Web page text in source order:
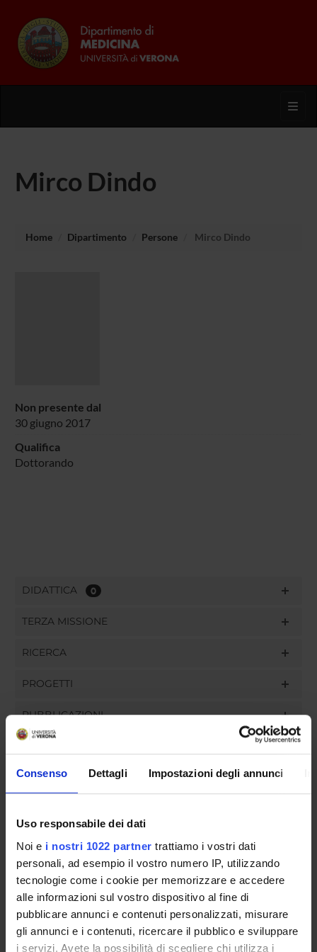
Consenso Dettagli Impostazioni degli annunci
Uso responsabile dei dati
Noi e i nostri 1022 partner trattiamo i vostri dati
personali, ad esempio il vostro numero IP, utilizzando
tecnologie come i cookie per memorizzare e accedere
alle informazioni sul vostro dispositivo al fine di
pubblicare annunci e contenuti personalizzati, misurare
gli annunci e i contenuti, ricercare il pubblico e sviluppare
i servizi. Avete la possibilità di scegliere chi utilizza i
Mirco Dindo
Home Dipartimento Persone Mirco Dindo
Non presente dal
30 giugno 2017
Qualifica
Dottorando
DIDATTICA 0
TERZA MISSIONE
RICERCA
PROGETTI
PUBBLICAZIONI
ORGANIZZAZIONE
GOVERNANCE
COMMISSIONI
UFFICI E STRUTTURE DI SERVIZIO
SERVIZI DI SEGRETERIA STUDENTI